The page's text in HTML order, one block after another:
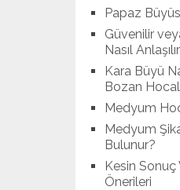
Papaz
Güvenilir
Nasıl
Kara Büyü
Bozan
Medyum
Medyum
Bulunur?
Kesin
Önerileri